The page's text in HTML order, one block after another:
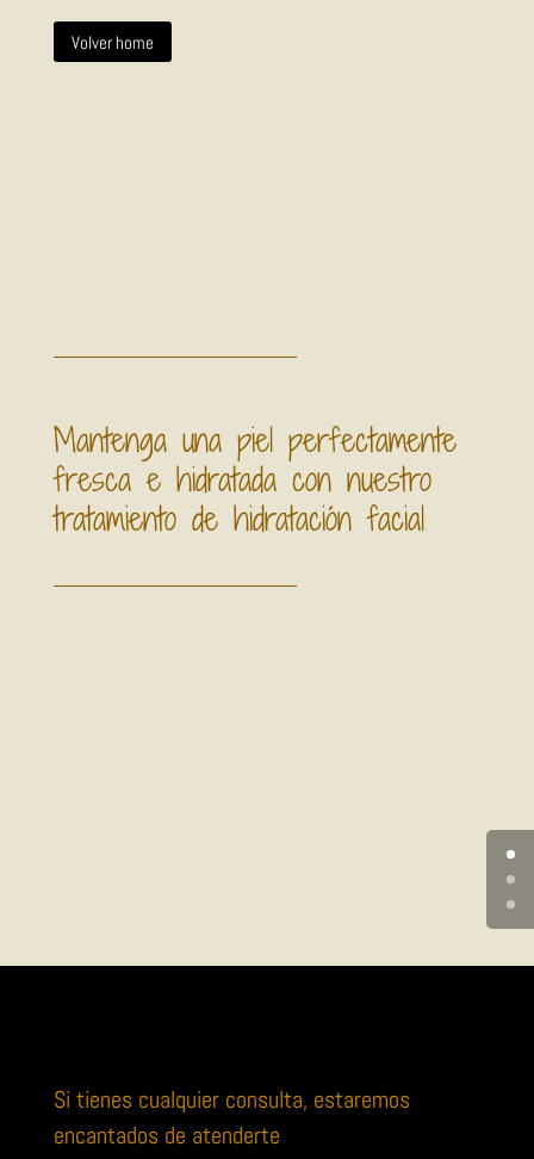
Volver home
Mantenga una piel perfectamente
fresca e hidratada con nuestro
tratamiento de hidratación facial
Si tienes cualquier consulta, estaremos
encantados de atenderte